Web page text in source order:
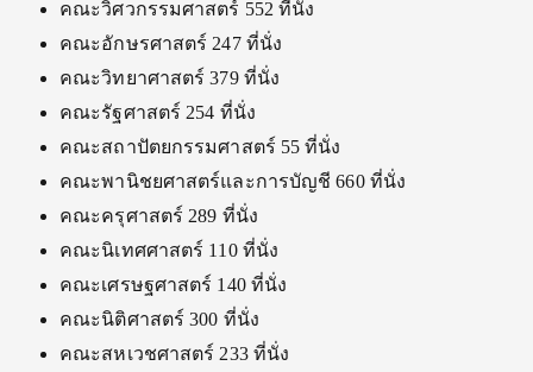
คณะวิศวกรรมศาสตร์ 552 ที่นั่ง
คณะอักษรศาสตร์ 247 ที่นั่ง
คณะวิทยาศาสตร์ 379 ที่นั่ง
คณะรัฐศาสตร์ 254 ที่นั่ง
คณะสถาปัตยกรรมศาสตร์ 55 ที่นั่ง
คณะพานิชยศาสตร์และการบัญชี 660 ที่นั่ง
คณะครุศาสตร์ 289 ที่นั่ง
คณะนิเทศศาสตร์ 110 ที่นั่ง
คณะเศรษฐศาสตร์ 140 ที่นั่ง
คณะนิติศาสตร์ 300 ที่นั่ง
คณะสหเวชศาสตร์ 233 ที่นั่ง